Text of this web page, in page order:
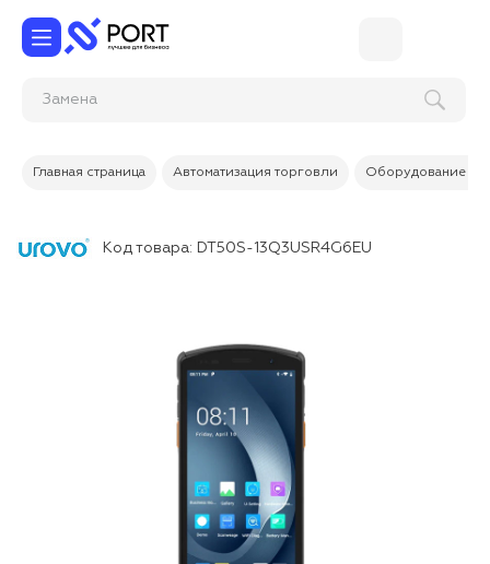
З
Главная страница Автоматизация торговли Оборудование
Код товара: DT50S-13Q3USR4G6EU